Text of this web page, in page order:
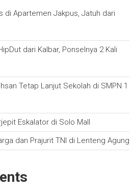
di Apartemen Jakpus, Jatuh dari
dari Kalbar, Ponselnya 2 Kali
Tetap Lanjut Sekolah di SMPN 1
Eskalator di Solo Mall
dan Prajurit TNI di Lenteng Agung